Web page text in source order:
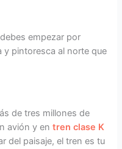
empezar por
y pintoresca al norte que
de tres millones de
avión y entren clase K
del paisaje, el tren es tu